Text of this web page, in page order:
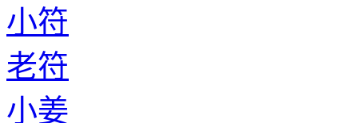
小符
老符
小姜